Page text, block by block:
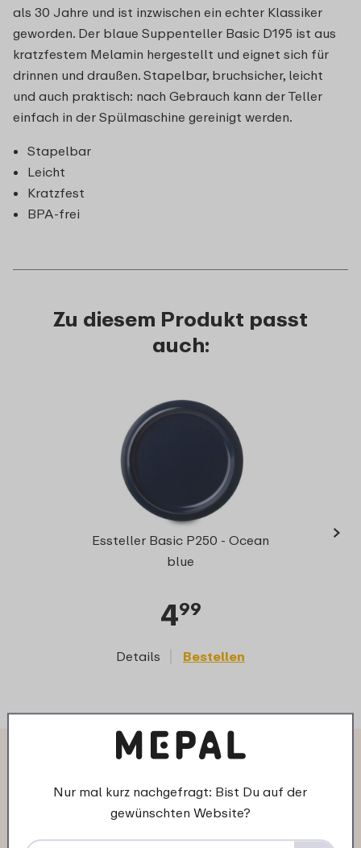
als 30 Jahre und ist inzwischen ein echter Klassiker
geworden. Der blaue Suppenteller Basic D195 ist aus
kratzfestem Melamin hergestellt und eignet sich für
drinnen und draußen. Stapelbar, bruchsicher, leicht
und auch praktisch: nach Gebrauch kann der Teller
einfach in der Spülmaschine gereinigt werden.
Stapelbar
Leicht
Kratzfest
BPA-frei
Zu diesem Produkt passt
auch:
Essteller Basic P250 - Ocean
blue
499
Details Bestellen
›
Das sagen andere Kunden über
Suppenteller Basic D195:
Nur mal kurz nachgefragt: Bist Du auf der
gewünschten Website?